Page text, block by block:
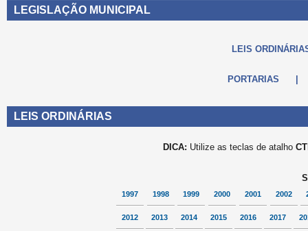
LEGISLAÇÃO MUNICIPAL
LEIS
PORTARIAS
LEIS ORDINÁRIAS
DICA: Utilize as teclas de atalho
1997 1998 1999 2000 2001 2002
2012 2013 2014 2015 2016 2017